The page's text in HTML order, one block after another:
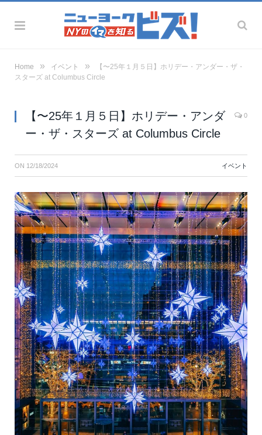
Home » イベント »
【〜25年１月５日】ホリデー・アンダー・ザ・
スターズ at Columbus Circle
【〜25年１月５日】ホリデー・アンダ
ー・ザ・スターズ at Columbus Circle
0
ON 12/18/2024 イベント